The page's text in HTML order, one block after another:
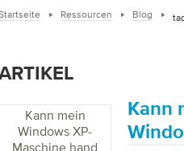
Ressourcen Blog
Kann mein
Windows XP-
Maschine hand
Kann